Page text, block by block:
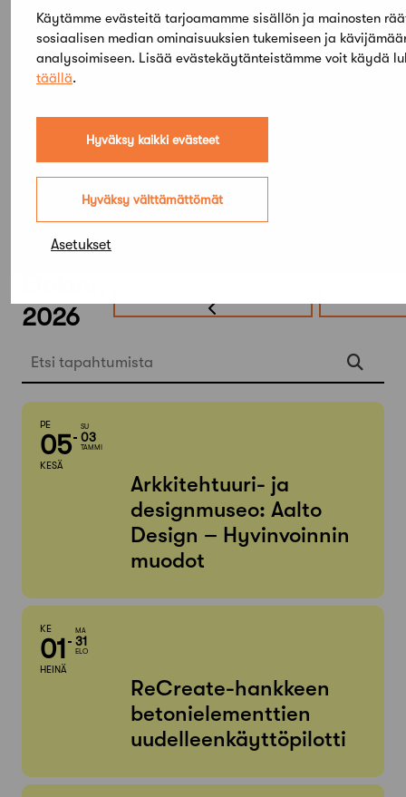
Käytämme evästeitä tarjoamamme sisällön ja mainosten
sosiaalisen median ominaisuuksien tukemiseen ja
analysoimiseen. Lisää evästekäytänteistämme voit käydä
täällä.
Hyväksy kaikki evästeet
Hyväksy välttämättömät
Asetukset
international conference “Creating the Future III”
on creative education and architecture. For more
info, seehere.
2026
Etsi tapahtumista
PE
05
KESÄ
SU
03
TAMMI
Arkkitehtuuri- ja
designmuseo: Aalto
Design – Hyvinvoinnin
muodot
KE
01
HEINÄ
MA
31
ELO
ReCreate-hankkeen
betonielementtien
uudelleenkäyttöpilotti